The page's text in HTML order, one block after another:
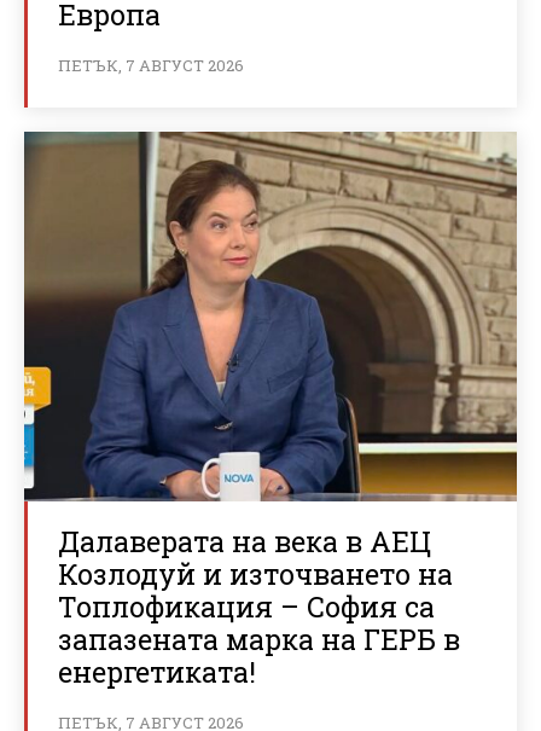
Европа
ПЕТЪК, 7 АВГУСТ 2026
Далаверата на века в АЕЦ
Козлодуй и източването на
Топлофикация – София са
запазената марка на ГЕРБ в
енергетиката!
ПЕТЪК, 7 АВГУСТ 2026